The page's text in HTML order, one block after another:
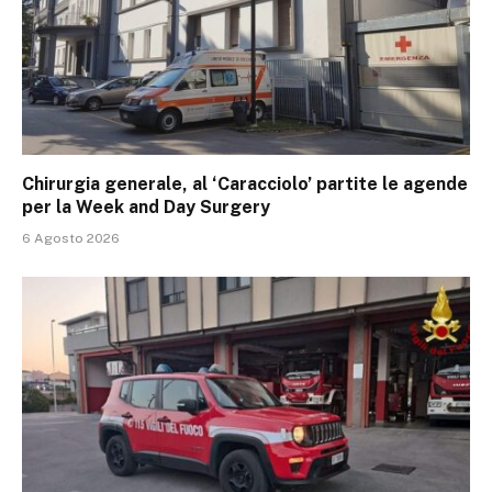
Chirurgia generale, al ‘Caracciolo’ partite le agende
per la Week and Day Surgery
6 Agosto 2026